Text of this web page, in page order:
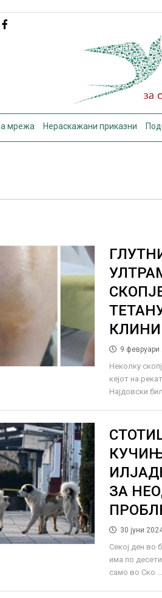
мрежа Нераскажани приказни
9 февруари
Неколку
кејот на
Најдовски
ЗА
30 јуни
Секој ден во
има по
само во Ско ...